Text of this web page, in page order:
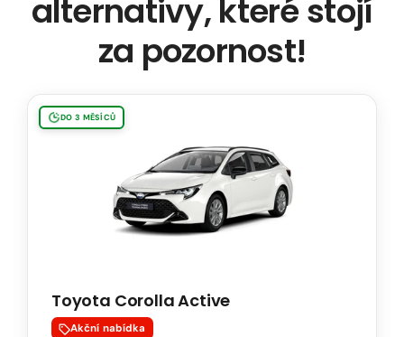
alternativy, které stojí
za pozornost!
Toyota
Corolla
Natural
DO 3 MĚSÍCŮ
Toyota Corolla Active
Akční nabídka